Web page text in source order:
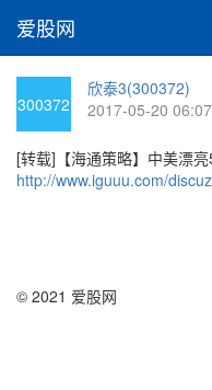
爱股网
300372
欣泰3(300372)
2017-05-20
[转载]【海通策略】中美漂
http://www.iguuu.com/
© 2021 爱股网